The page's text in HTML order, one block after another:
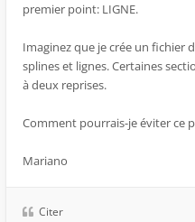
premier point: LIGNE.
Imaginez que je crée un fichier
splines et lignes. Certaines
à deux reprises.
Comment pourrais-je éviter ce
Mariano
Citer